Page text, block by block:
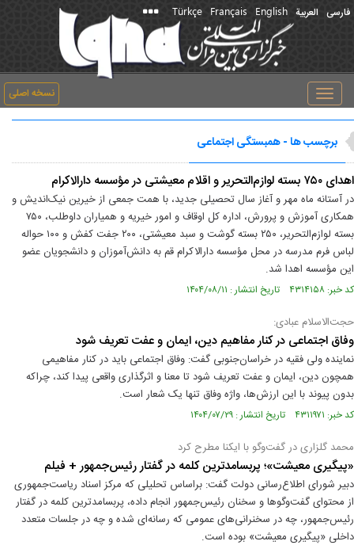
فارسی العربیة English
Français
Türkçe
نسخه اصلی
Toggle
navigation
برچسب ها - همبستگی اجتماعی
اهدای ۷۵۰ بسته لوازم‌التحریر و اقلام معیشتی در مؤسسه دارالاکرام
در آستانه ماه مهر و آغاز سال تحصیلی جدید، با همت جمعی از خیرین نیک‌اندیش و
همکاری آموزش و پرورش، اداره کل اوقاف و امور خیریه و همیاران داوطلب، ۷۵۰
بسته لوازم‌التحریر، ۲۵۰ بسته گوشت و سبد معیشتی، ۲۰۰ جفت کفش و ۱۰۰ حواله
لباس فرم مدرسه در محل مؤسسه دارالاکرام قم به دانش‌آموزان و دانشجویان عضو
این مؤسسه اهدا شد.
کد خبر: ۴۳۱۴۱۵۸ تاریخ انتشار : ۱۴۰۴/۰۸/۱۱
حجت‌الاسلام عبادی:
وفاق اجتماعی در کنار مفاهیم دین، ایمان و عفت تعریف شود
نماینده ولی‌ فقیه در خراسان‌جنوبی گفت: وفاق اجتماعی باید در کنار مفاهیمی
همچون دین، ایمان و عفت تعریف شود تا معنا و اثرگذاری واقعی پیدا کند، چراکه
بدون پیوند با این ارزش‌ها، واژه وفاق تنها یک شعار است.
کد خبر: ۴۳۱۱۹۷۱ تاریخ انتشار : ۱۴۰۴/۰۷/۲۹
محمد گلزاری در گفت‌وگو با ایکنا مطرح کرد
«پیگیری معیشت»؛ پربسامدترین کلمه در گفتار رئیس‌جمهور + فیلم
دبیر شورای اطلاع‌رسانی دولت گفت: براساس تحلیلی که مرکز اسناد ریاست‌جمهوری
از محتوای گفت‌وگوها و سخنان رئیس‌جمهور انجام داده، پربسامدترین کلمه در گفتار
رئیس‌جمهور، چه در سخنرانی‌های عمومی که رسانه‌ای شده و چه در جلسات متعدد
داخلی «پیگیری معیشت» بوده است.